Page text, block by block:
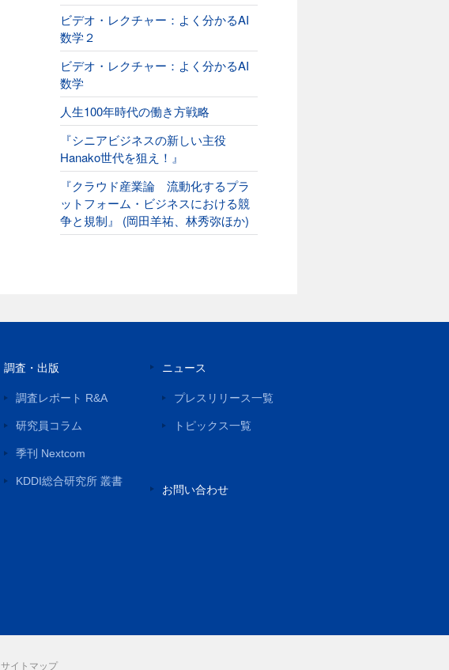
ビデオ・レクチャー：よく分かるAI
数学２
ビデオ・レクチャー：よく分かるAI
数学
人生100年時代の働き方戦略
『シニアビジネスの新しい主役
Hanako世代を狙え！』
『クラウド産業論 流動化するプラ
ットフォーム・ビジネスにおける競
争と規制』 (岡田羊祐、林秀弥ほか)
調査・出版
調査レポート R&A
研究員コラム
季刊 Nextcom
KDDI総合研究所 叢書
ニュース
プレスリリース一覧
トピックス一覧
お問い合わせ
サイトマップ